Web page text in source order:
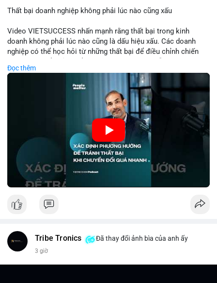
Thất bại doanh nghiệp không phải lúc nào cũng xấu
Video VIETSUCCESS nhấn mạnh rằng thất bại trong kinh
doanh không phải lúc nào cũng là dấu hiệu xấu. Các doanh
nghiệp có thể học hỏi từ những thất bại để điều chỉnh chiến
trình. Trong lĩnh vực tài chính và crypto, hiểu rõ nguyên nhân
thất bại giúp quản lý rủi ro hiệu quả và tránh lặp lại sai lầm.
Điều này đặc biệt quan trọng khi áp dụng vào các mô hình kinh
doanh mới hoặc đầu tư vào dự án blockchain.
🎥 Xem video trực tiếp tại:
Nguồn: VIETSUCCESS
Đọc thêm
Tribe Tronics Đã thay đổi ảnh bìa của anh ấy
3 giờ